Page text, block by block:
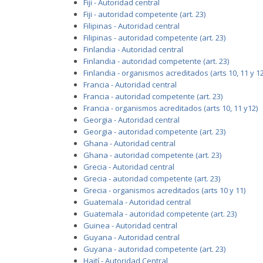
Fiji - Autoridad central
Fiji - autoridad competente (art. 23)
Filipinas - Autoridad central
Filipinas - autoridad competente (art. 23)
Finlandia - Autoridad central
Finlandia - autoridad competente (art. 23)
Finlandia - organismos acreditados (arts 10, 11 y
Francia - Autoridad central
Francia - autoridad competente (art. 23)
Francia - organismos acreditados (arts 10, 11 y12)
Georgia - Autoridad central
Georgia - autoridad competente (art. 23)
Ghana - Autoridad central
Ghana - autoridad competente (art. 23)
Grecia - Autoridad central
Grecia - autoridad competente (art. 23)
Grecia - organismos acreditados (arts 10 y 11)
Guatemala - Autoridad central
Guatemala - autoridad competente (art. 23)
Guinea - Autoridad central
Guyana - Autoridad central
Guyana - autoridad competente (art. 23)
Haití - Autoridad Central